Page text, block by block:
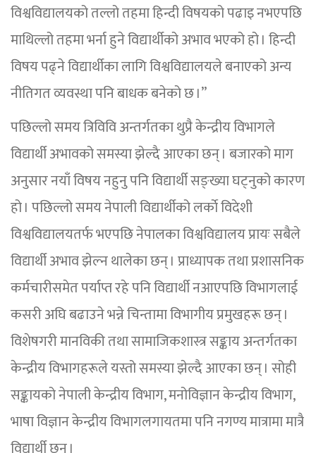
विश्वविद्यालयको तल्लो तहमा हिन्दी विषयको पढाइ नभएपछि
माथिल्लो तहमा भर्ना हुने विद्यार्थीको अभाव भएको हो । हिन्दी
विषय पढ्ने विद्यार्थीका लागि विश्वविद्यालयले बनाएको अन्य
नीतिगत व्यवस्था पनि बाधक बनेको छ ।”
पछिल्लो समय त्रिविवि अन्तर्गतका थुप्रै केन्द्रीय विभागले
विद्यार्थी अभावको समस्या झेल्दै आएका छन् । बजारको माग
अनुसार नयाँ विषय नहुनु पनि विद्यार्थी सङ्ख्या घट्नुको कारण
हो । पछिल्लो समय नेपाली विद्यार्थीको लर्काे विदेशी
विश्वविद्यालयतर्फ भएपछि नेपालका विश्वविद्यालय प्रायः सबैले
विद्यार्थी अभाव झेल्न थालेका छन् । प्राध्यापक तथा प्रशासनिक
कर्मचारीसमेत पर्याप्त रहे पनि विद्यार्थी नआएपछि विभागलाई
कसरी अघि बढाउने भन्ने चिन्तामा विभागीय प्रमुखहरू छन् ।
विशेषगरी मानविकी तथा सामाजिकशास्त्र सङ्काय अन्तर्गतका
केन्द्रीय विभागहरूले यस्तो समस्या झेल्दै आएका छन् । सोही
सङ्कायको नेपाली केन्द्रीय विभाग, मनोविज्ञान केन्द्रीय विभाग,
भाषा विज्ञान केन्द्रीय विभागलगायतमा पनि नगण्य मात्रामा मात्रै